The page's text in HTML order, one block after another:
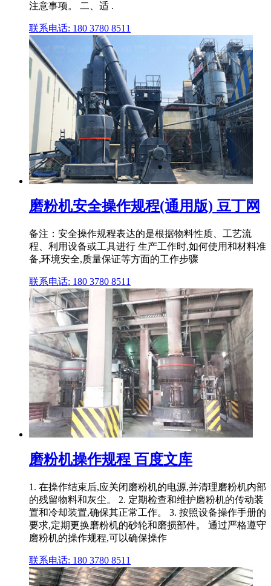
注意事项。 二、适 .
联系电话: 180 3780 8511
磨粉机安全操作规程(通用版) 豆丁网
备注：安全操作规程表达的是根据物料性质、工艺流
程、利用设备或工具进行 生产工作时,如何使用和材料准
备,环境安全,质量保证等方面的工作步骤
联系电话: 180 3780 8511
磨粉机操作规程 百度文库
1. 在操作结束后,应关闭磨粉机的电源,并清理磨粉机内部
的残留物料和灰尘。 2. 定期检查和维护磨粉机的传动装
置和冷却装置,确保其正常工作。 3. 按照设备操作手册的
要求,定期更换磨粉机的砂轮和磨损部件。 通过严格遵守
磨粉机的操作规程,可以确保操作
联系电话: 180 3780 8511